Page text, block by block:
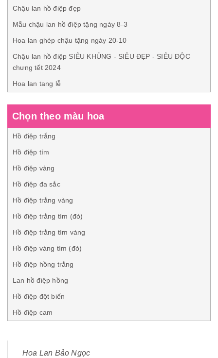
Chậu lan hồ điệp đẹp
Mẫu chậu lan hồ điệp tặng ngày 8-3
Hoa lan ghép chậu tặng ngày 20-10
Chậu lan hồ điệp SIÊU KHỦNG - SIÊU ĐẸP - SIÊU ĐỘC
chưng tết 2024
Hoa lan tang lễ
Chọn theo màu hoa
Hồ điệp trắng
Hồ điệp tím
Hồ điệp vàng
Hồ điệp đa sắc
Hồ điệp trắng vàng
Hồ điệp trắng tím (đỏ)
Hồ điệp trắng tím vàng
Hồ điệp vàng tím (đỏ)
Hồ điệp hồng trắng
Lan hồ điệp hồng
Hồ điệp đột biến
Hồ điệp cam
Hoa Lan Bảo Ngọc